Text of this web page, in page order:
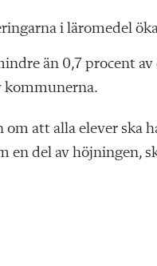
i läromedel
än 0,7 procent
kommunerna.
att alla elever ska
en del av höjningen,